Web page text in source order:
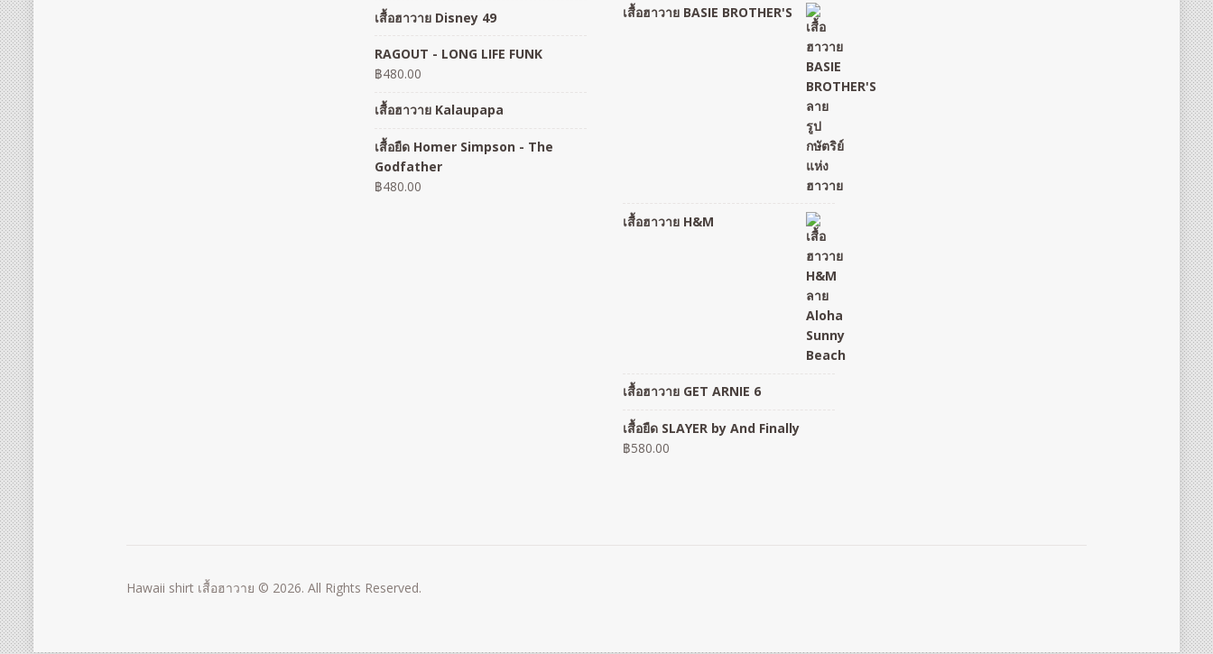
เสื้อฮาวาย Disney 49
RAGOUT - LONG LIFE FUNK
฿480.00
เสื้อฮาวาย Kalaupapa
เสื้อยืด Homer Simpson - The
Godfather
฿480.00
เสื้อฮาวาย BASIE BROTHER'S
เสื้อฮาวาย H&M
เสื้อฮาวาย GET ARNIE 6
เสื้อยืด SLAYER by And Finally
฿580.00
Hawaii shirt เสื้อฮาวาย © 2026. All Rights Reserved.